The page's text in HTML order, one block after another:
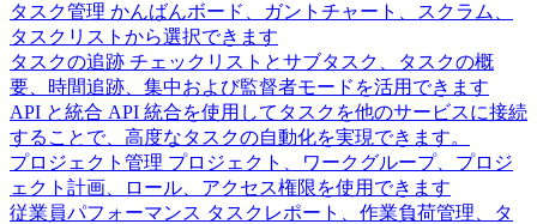
タスク管理 かんばんボード、ガントチャート、スクラム、
タスクリストから選択できます
タスクの追跡 チェックリストとサブタスク、タスクの概
要、時間追跡、集中および監督者モードを活用できます
API と統合 API 統合を使用してタスクを他のサービスに接続
することで、高度なタスクの自動化を実現できます。
プロジェクト管理 プロジェクト、ワークグループ、プロジ
ェクト計画、ロール、アクセス権限を使用できます
従業員パフォーマンス タスクレポート、作業負荷管理、タ